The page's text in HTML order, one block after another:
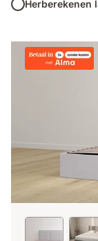
Herberekenen